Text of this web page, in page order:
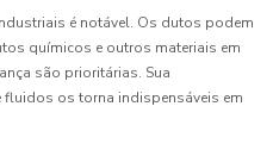
é notável. Os dutos podem
químicos e outros materiais em
são prioritárias. Sua
fluidos os torna indispensáveis em